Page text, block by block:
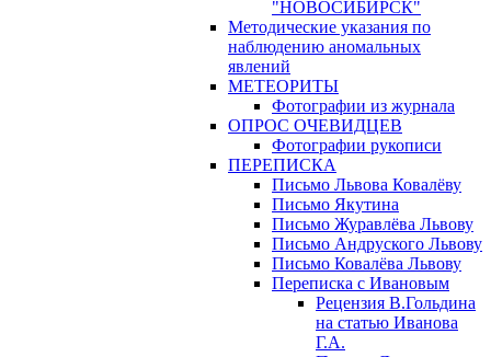
"НОВОСИБИРСК"
Методические указания по
наблюдению аномальных
явлений
МЕТЕОРИТЫ
Фотографии из журнала
ОПРОС ОЧЕВИДЦЕВ
Фотографии рукописи
ПЕРЕПИСКА
Письмо Львова Ковалёву
Письмо Якутина
Письмо Журавлёва Львову
Письмо Андруского Львову
Письмо Ковалёва Львову
Переписка с Ивановым
Рецензия В.Гольдина
на статью Иванова
Г.А.